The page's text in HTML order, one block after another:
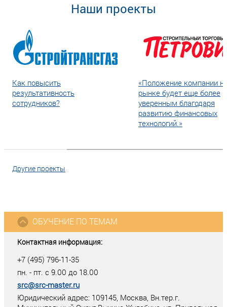
Наши проекты
Как повысить
результативность
сотрудников?
«Положение компании
рынке будет еще более
уверенным благодаря
развитию финансовых
технологий.»
Другие проекты
Контактная информация:
+7 (495) 796-11-35
пн. - пт. с 9.00 до 18.00
src@src-master.ru
Юридический адрес: 109145, Москва, Вн.тер.г.
ОБУЧЕНИЕ ПО ТЕМАМ